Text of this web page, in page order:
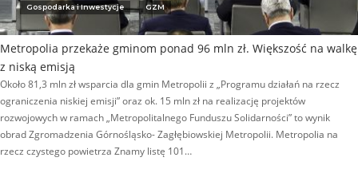
Gospodarka i Inwestycje GZM
Metropolia przekaże gminom ponad 96 mln zł. Większość na walkę
z niską emisją
Około 81,3 mln zł wsparcia dla gmin Metropolii z „Programu działań na rzecz
ograniczenia niskiej emisji” oraz ok. 15 mln zł na realizację projektów
rozwojowych w ramach „Metropolitalnego Funduszu Solidarności” to wynik
obrad Zgromadzenia Górnośląsko- Zagłębiowskiej Metropolii. Metropolia na
rzecz czystego powietrza Znamy listę 101…